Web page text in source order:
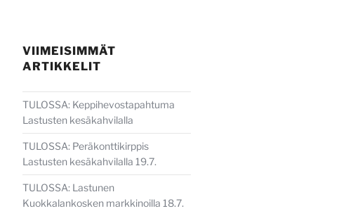
VIIMEISIMMÄT
ARTIKKELIT
TULOSSA: Keppihevostapahtuma
Lastusten kesäkahvilalla
TULOSSA: Peräkonttikirppis
Lastusten kesäkahvilalla 19.7.
TULOSSA: Lastunen
Kuokkalankosken markkinoilla 18.7.